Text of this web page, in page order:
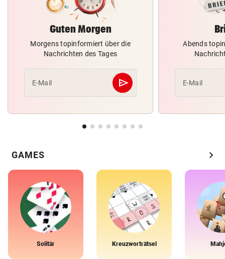
Guten Morgen
Morgens topinformiert über die
Nachrichten des Tages
E-Mail send
Abschicken
Abends
E-Mail
GAMES chevron_right
Solitär Kreuzworträtsel